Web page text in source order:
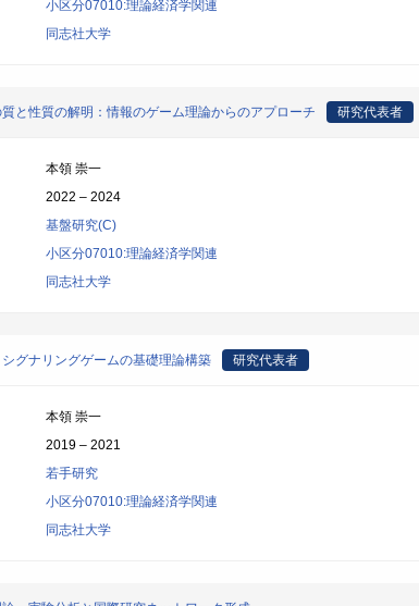
小区分07010:理論経済学関連
同志社大学
と性質の解明：情報のゲーム理論からのアプローチ 研究代表者
本領 崇一
2022 – 2024
基盤研究(C)
小区分07010:理論経済学関連
同志社大学
グナリングゲームの基礎理論構築 研究代表者
本領 崇一
2019 – 2021
若手研究
小区分07010:理論経済学関連
同志社大学